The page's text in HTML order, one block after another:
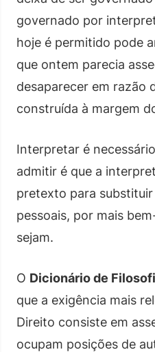
governado por
hoje é permitido pode
que ontem parecia
desaparecer em razão
construída à margem
Interpretar é
admitir é que a
pretexto para
pessoais, por mais
sejam.
O Dicionário de
que a exigência mais
Direito consiste em
ocupam posições de